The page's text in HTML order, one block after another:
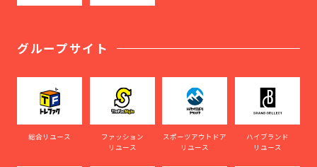
グループサイト
総合リユース
ファッション
リユース
スポーツアウトドア
リユース
ハイブランド
リユース